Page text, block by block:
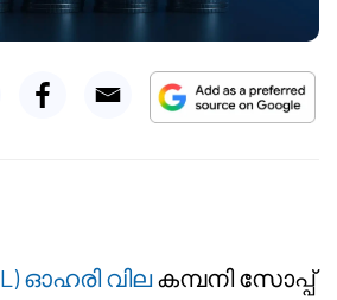
ഓഹരി വിലകമ്പനി സോപ്പ്